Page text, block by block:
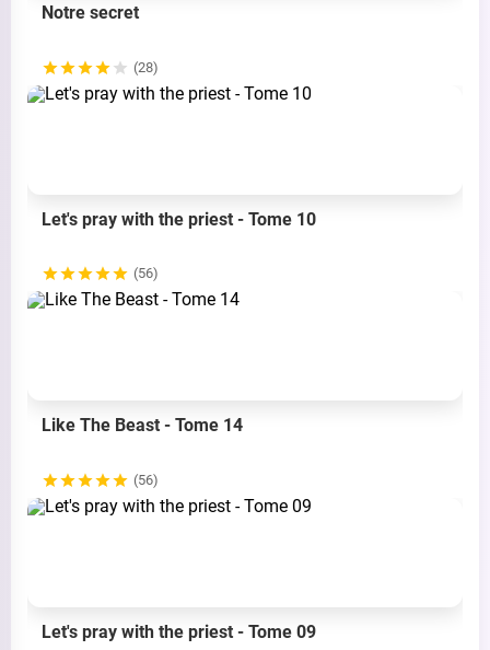
Notre secret
(28)
Let's pray with the priest - Tome 10
(56)
Like The Beast - Tome 14
(56)
Let's pray with the priest - Tome 09